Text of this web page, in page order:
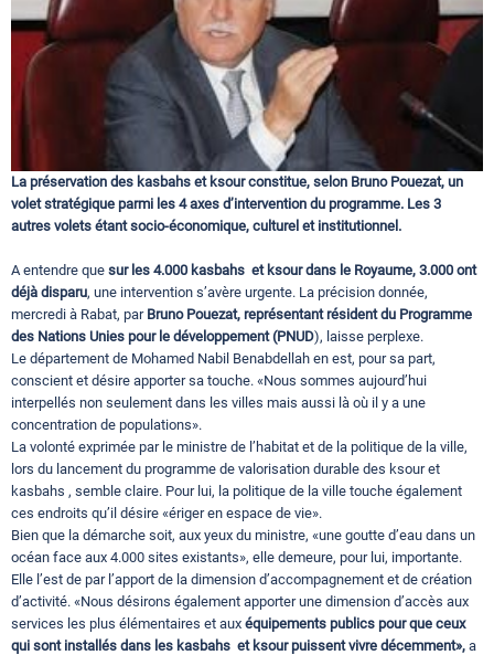
Régions
Evenements
Contact
La préservation des kasbahs et ksour constitue, selon Bruno Pouezat, un
volet stratégique parmi les 4 axes d’intervention du programme. Les 3
autres volets étant socio-économique, culturel et institutionnel.
A entendre que sur les 4.000 kasbahs et ksour dans le Royaume, 3.000 ont
déjà disparu, une intervention s’avère urgente. La précision donnée,
mercredi à Rabat, par Bruno Pouezat, représentant résident du Programme
des Nations Unies pour le développement (PNUD), laisse perplexe.
Le département de Mohamed Nabil Benabdellah en est, pour sa part,
conscient et désire apporter sa touche. «Nous sommes aujourd’hui
interpellés non seulement dans les villes mais aussi là où il y a une
concentration de populations».
La volonté exprimée par le ministre de l’habitat et de la politique de la ville,
lors du lancement du programme de valorisation durable des ksour et
kasbahs , semble claire. Pour lui, la politique de la ville touche également
ces endroits qu’il désire «ériger en espace de vie».
Bien que la démarche soit, aux yeux du ministre, «une goutte d’eau dans un
océan face aux 4.000 sites existants», elle demeure, pour lui, importante.
Elle l’est de par l’apport de la dimension d’accompagnement et de création
d’activité. «Nous désirons également apporter une dimension d’accès aux
services les plus élémentaires et aux équipements publics pour que ceux
qui sont installés dans les kasbahs et ksour puissent vivre décemment», a